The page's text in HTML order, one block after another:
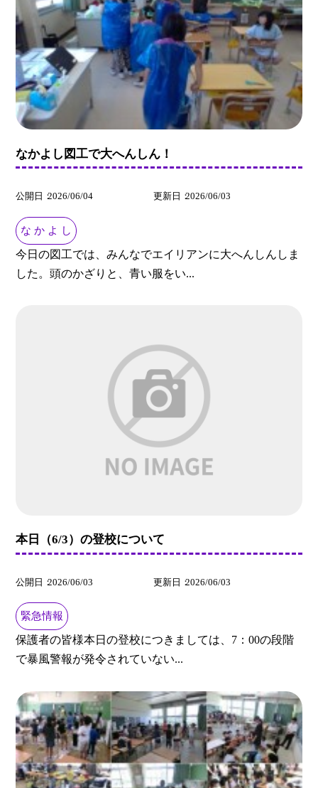
なかよし図工で大へんしん！
公開日 2026/06/04 更新日 2026/06/03
な か よ し
今日の図工では、みんなでエイリアンに大へんしんしま
した。頭のかざりと、青い服をい...
本日（6/3）の登校について
公開日 2026/06/03 更新日 2026/06/03
緊急情報
保護者の皆様本日の登校につきましては、7：00の段階
で暴風警報が発令されていない...